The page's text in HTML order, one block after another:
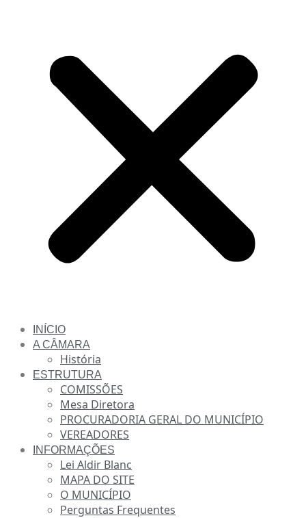
INÍCIO
A CÂMARA
História
ESTRUTURA
COMISSÕES
Mesa Diretora
PROCURADORIA GERAL DO MUNICÍPIO
VEREADORES
INFORMAÇÕES
Lei Aldir Blanc
MAPA DO SITE
O MUNICÍPIO
Perguntas Frequentes